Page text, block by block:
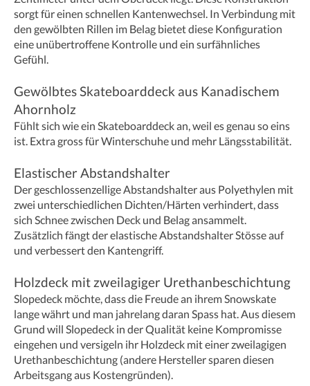
sorgt für einen schnellen Kantenwechsel. In Verbindung mit
den gewölbten Rillen im Belag bietet diese Konfiguration
eine unübertroffene Kontrolle und ein surfähnliches
Gefühl.
Gewölbtes Skateboarddeck aus Kanadischem
Ahornholz
Fühlt sich wie ein Skateboarddeck an, weil es genau so eins
ist. Extra gross für Winterschuhe und mehr Längsstabilität.
Elastischer Abstandshalter
Der geschlossenzellige Abstandshalter aus Polyethylen mit
zwei unterschiedlichen Dichten/Härten verhindert, dass
sich Schnee zwischen Deck und Belag ansammelt.
Zusätzlich fängt der elastische Abstandshalter Stösse auf
und verbessert den Kantengriff.
Holzdeck mit zweilagiger Urethanbeschichtung
Slopedeck möchte, dass die Freude an ihrem Snowskate
lange währt und man jahrelang daran Spass hat. Aus diesem
Grund will Slopedeck in der Qualität keine Kompromisse
eingehen und versigeln ihr Holzdeck mit einer zweilagigen
Urethanbeschichtung (andere Hersteller sparen diesen
Arbeitsgang aus Kostengründen).